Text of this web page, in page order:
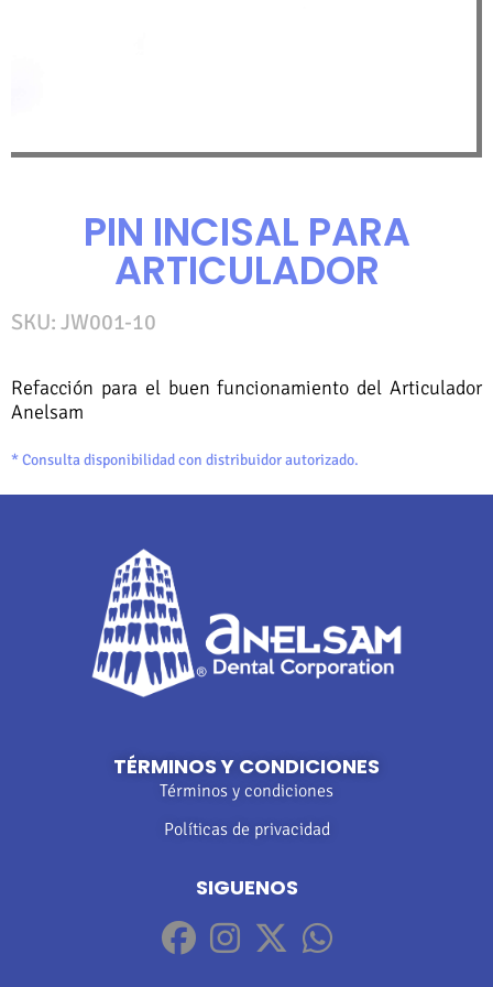
PIN INCISAL PARA
ARTICULADOR
SKU: JW001-10
Refacción para el buen funcionamiento del Articulador
Anelsam
* Consulta disponibilidad con distribuidor autorizado.
TÉRMINOS Y CONDICIONES
Términos y condiciones
Políticas de privacidad
SIGUENOS